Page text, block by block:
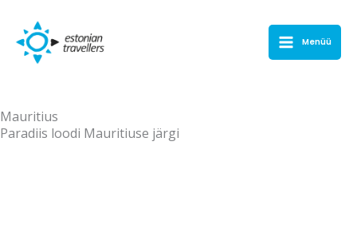
content
Menüü
Mauritius
Paradiis loodi Mauritiuse järgi